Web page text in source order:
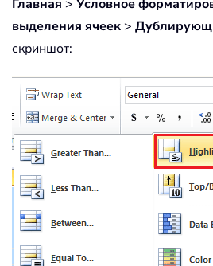
Главная > Условное
выделения ячеек >
скриншот: